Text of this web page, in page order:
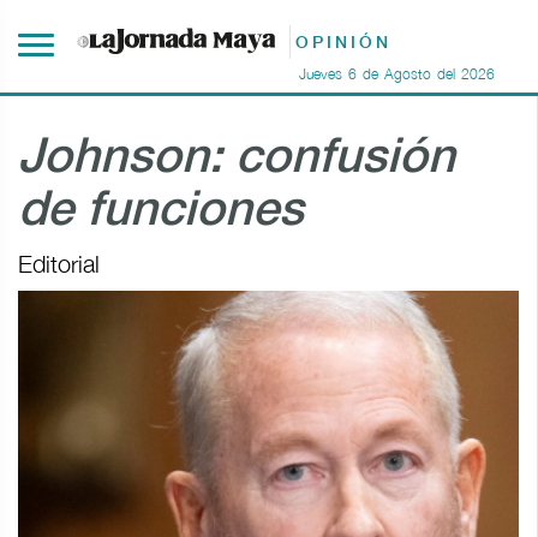
OPINIÓN
Jueves 6 de Agosto del 2026
Johnson: confusión
de funciones
Editorial